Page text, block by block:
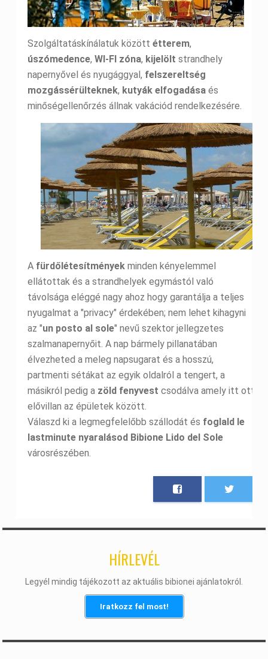
Szolgáltatáskínálatuk közöttétterem,
úszómedence,WI-FI zóna, kijelölt strandhely
napernyővel és nyugággyal, felszereltség
mozgássérülteknek, kutyák elfogadása és
minőségellenőrzés állnak vakációd rendelkezésére.
A fürdőlétesítmények minden kényelemmel
ellátottak és a strandhelyek egymástól való
távolsága eléggé nagy ahoz hogy garantálja a teljes
nyugalmat a "privacy" érdekében; nem lehet kihagyni
az "un posto al sole" nevű szektor jellegzetes
szalmanapernyőit. A nap bármely pillanatában
élvezheted a meleg napsugarat és a hosszú,
partmenti sétákat az egyik oldalról a tengert, a
másikról pedig a zöld fenyvest csodálva amely itt ott
elővillan az épületek között.
Válaszd ki a legmegfelelőbb szállodát és foglald le
lastminute nyaralásod Bibione Lido del Sole
városrészében.
HÍRLEVÉL
Legyél mindig tájékozott az aktuális bibionei ajánlatokról.
Iratkozz fel most!